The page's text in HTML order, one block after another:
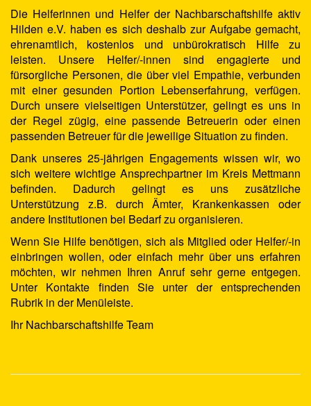
Die Helferinnen und Helfer der Nachbarschaftshilfe aktiv
Hilden e.V. haben es sich deshalb zur Aufgabe gemacht,
ehrenamtlich, kostenlos und unbürokratisch Hilfe zu
leisten. Unsere Helfer/-innen sind engagierte und
fürsorgliche Personen, die über viel Empathie, verbunden
mit einer gesunden Portion Lebenserfahrung, verfügen.
Durch unsere vielseitigen Unterstützer, gelingt es uns in
der Regel zügig, eine passende Betreuerin oder einen
passenden Betreuer für die jeweilige Situation zu finden.
Dank unseres 25-jährigen Engagements wissen wir, wo
sich weitere wichtige Ansprechpartner im Kreis Mettmann
befinden. Dadurch gelingt es uns zusätzliche
Unterstützung z.B. durch Ämter, Krankenkassen oder
andere Institutionen bei Bedarf zu organisieren.
Wenn Sie Hilfe benötigen, sich als Mitglied oder Helfer/-in
einbringen wollen, oder einfach mehr über uns erfahren
möchten, wir nehmen Ihren Anruf sehr gerne entgegen.
Unter Kontakte finden Sie unter der entsprechenden
Rubrik in der Menüleiste.
Ihr Nachbarschaftshilfe Team